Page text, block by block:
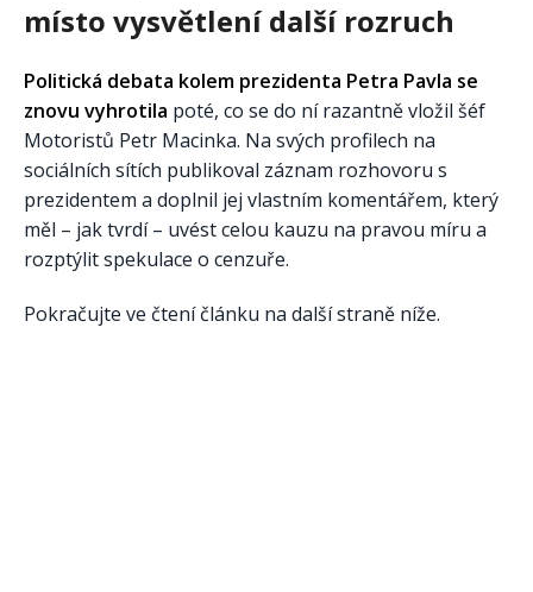
místo vysvětlení další rozruch
Politická debata kolem prezidenta Petra Pavla se
znovu vyhrotila poté, co se do ní razantně vložil šéf
Motoristů Petr Macinka. Na svých profilech na
sociálních sítích publikoval záznam rozhovoru s
prezidentem a doplnil jej vlastním komentářem, který
měl – jak tvrdí – uvést celou kauzu na pravou míru a
rozptýlit spekulace o cenzuře.
Pokračujte ve čtení článku na další straně níže.